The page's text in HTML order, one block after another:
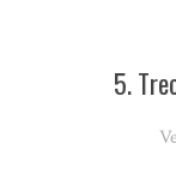
5.